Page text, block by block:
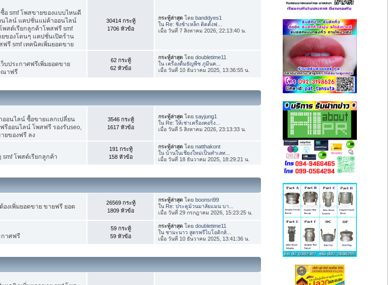
อ smf โพสขายของแบบไหนดี
นไลน์ แคปชั่นแม่ค้าออนไลน์
พสต์เรียกลูกค้าโพสฟรี smf
ยของโดนๆ แคปชั่นเปิดร้าน
รี smf เทคนิคเพิ่มยอดขาย
30414 กระทู้
1706 หัวข้อ
กระทู้ล่าสุด โดยbanddyes1
ใน Re: ชิงช้าเหล็ก ติดตั้งฟ...
เมื่อ วันที่ 7 สิงหาคม 2026, 22:13:40 น.
บประกาศฟรีเพิ่มยอดขาย
ณาฟรี
62 กระทู้
62 หัวข้อ
กระทู้ล่าสุด โดยdoubletime11
ในเครื่องดื่มธัญพืช ภูมีนค...
เมื่อ วันที่ 10 ธันวาคม 2025, 13:36:55 น.
ออนไลน์ ซื้อขายแลกเปลี่ยน
ออนไลน์ โพสฟรี รองรับseo,
ยของฟรี ลง
3546 กระทู้
1617 หัวข้อ
กระทู้ล่าสุด โดยsayjung1
ใน Re: ให้เช่าเครื่องคอริ่ง...
เมื่อ วันที่ 5 สิงหาคม 2026, 23:13:33 น.
โพสต์เรียกลูกค้า
191 กระทู้
158 หัวข้อ
กระทู้ล่าสุด โดยnatthakont
ในบ้านในเชียงใหม่เป็นทำเลท...
เมื่อ วันที่ 18 ธันวาคม 2025, 18:29:21 น.
องเพิ่มยอดขาย ขายฟรี ยอด
26569 กระทู้
1809 หัวข้อ
กระทู้ล่าสุด โดยboonsri99
ใน Re: ประตูม้วนมาลัยแมน บา...
เมื่อ วันที่ 29 กรกฎาคม 2026, 15:23:25 น.
กาศฟรี
59 กระทู้
59 หัวข้อ
กระทู้ล่าสุด โดยdoubletime11
ในชามะนาว สูตรพรีไบโอติกส์...
เมื่อ วันที่ 10 ธันวาคม 2025, 13:41:36 น.